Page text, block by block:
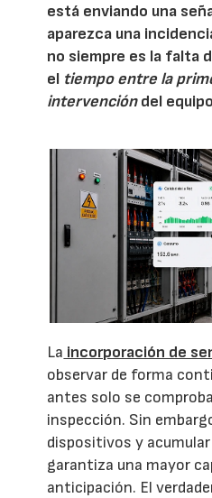
está enviando una
aparezca una
no siempre es la falta
el tiempo entre la
intervencióndel
La incorporación de
observar de forma
antes solo se
inspección. Sin
dispositivos y
garantiza una mayor
anticipación. El